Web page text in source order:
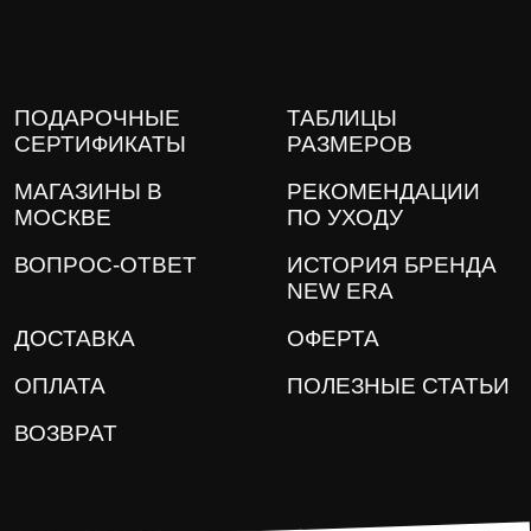
ПОДАРОЧНЫЕ
СЕРТИФИКАТЫ
ТАБЛИЦЫ
РАЗМЕРОВ
МАГАЗИНЫ В
МОСКВЕ
РЕКОМЕНДАЦИИ
ПО УХОДУ
ВОПРОС-ОТВЕТ
ИСТОРИЯ БРЕНДА
NEW ERA
ДОСТАВКА
ОФЕРТА
ОПЛАТА
ПОЛЕЗНЫЕ СТАТЬИ
ВОЗВРАТ